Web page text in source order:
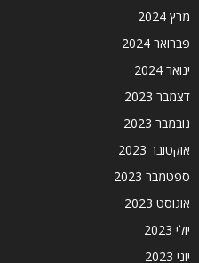
מרץ 2024
פברואר 2024
ינואר 2024
דצמבר 2023
נובמבר 2023
אוקטובר 2023
ספטמבר 2023
אוגוסט 2023
יולי 2023
יוני 2023